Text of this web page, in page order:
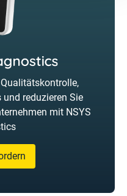
und reduzieren Sie
mit NSYS